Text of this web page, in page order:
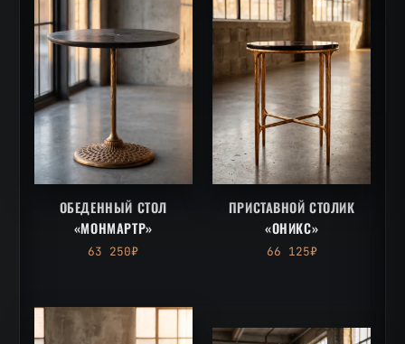
ОБЕДЕННЫЙ СТОЛ
«МОНМАРТР»
63 250₽
ПРИСТАВНОЙ СТОЛИК
«ОНИКС»
66 125₽